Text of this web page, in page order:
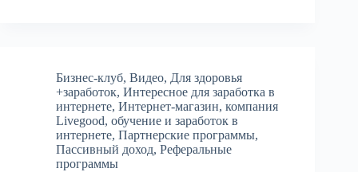
Бизнес-клуб, Видео, Для здоровья
+заработок, Интересное для заработка в
интернете, Интернет-магазин, компания
Livegood, обучение и заработок в
интернете, Партнерские программы,
Пассивный доход, Реферальные
программы